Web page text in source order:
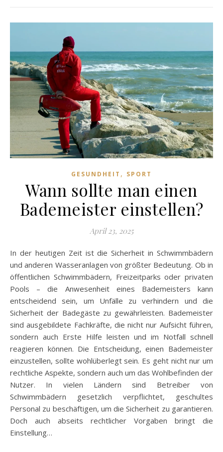
GESUNDHEIT , SPORT
Wann sollte man einen
Bademeister einstellen?
April 23, 2025
In der heutigen Zeit ist die Sicherheit in Schwimmbädern
und anderen Wasseranlagen von größter Bedeutung. Ob in
öffentlichen Schwimmbädern, Freizeitparks oder privaten
Pools – die Anwesenheit eines Bademeisters kann
entscheidend sein, um Unfälle zu verhindern und die
Sicherheit der Badegäste zu gewährleisten. Bademeister
sind ausgebildete Fachkräfte, die nicht nur Aufsicht führen,
sondern auch Erste Hilfe leisten und im Notfall schnell
reagieren können. Die Entscheidung, einen Bademeister
einzustellen, sollte wohlüberlegt sein. Es geht nicht nur um
rechtliche Aspekte, sondern auch um das Wohlbefinden der
Nutzer. In vielen Ländern sind Betreiber von
Schwimmbädern gesetzlich verpflichtet, geschultes
Personal zu beschäftigen, um die Sicherheit zu garantieren.
Doch auch abseits rechtlicher Vorgaben bringt die
Einstellung…